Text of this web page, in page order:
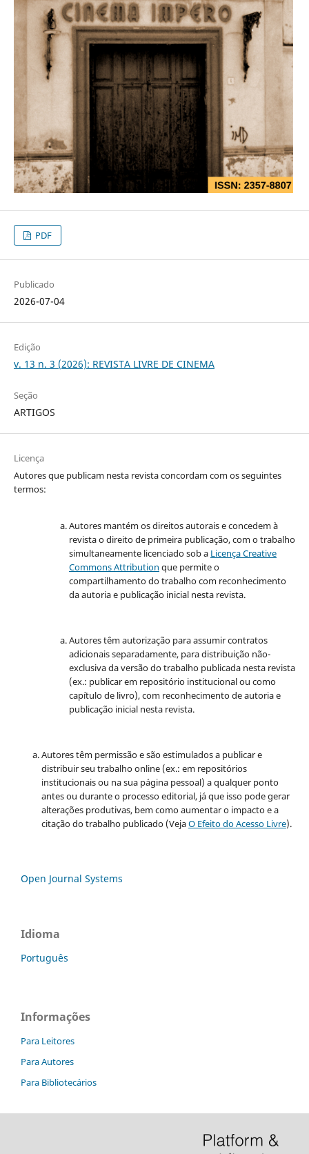
PDF
Publicado
2026-07-04
Edição
v. 13 n. 3 (2026): REVISTA LIVRE DE CINEMA
Seção
ARTIGOS
Licença
Autores que publicam nesta revista concordam com os seguintes
termos:
Autores mantém os direitos autorais e concedem à
revista o direito de primeira publicação, com o trabalho
simultaneamente licenciado sob a Licença Creative
Commons Attribution que permite o
compartilhamento do trabalho com reconhecimento
da autoria e publicação inicial nesta revista.
Autores têm autorização para assumir contratos
adicionais separadamente, para distribuição não-
exclusiva da versão do trabalho publicada nesta revista
(ex.: publicar em repositório institucional ou como
capítulo de livro), com reconhecimento de autoria e
publicação inicial nesta revista.
Autores têm permissão e são estimulados a publicar e
distribuir seu trabalho online (ex.: em repositórios
institucionais ou na sua página pessoal) a qualquer ponto
antes ou durante o processo editorial, já que isso pode gerar
alterações produtivas, bem como aumentar o impacto e a
citação do trabalho publicado (VejaO Efeito do Acesso Livre).
Open Journal Systems
Idioma
Português
Informações
Para Leitores
Para Autores
Para Bibliotecários